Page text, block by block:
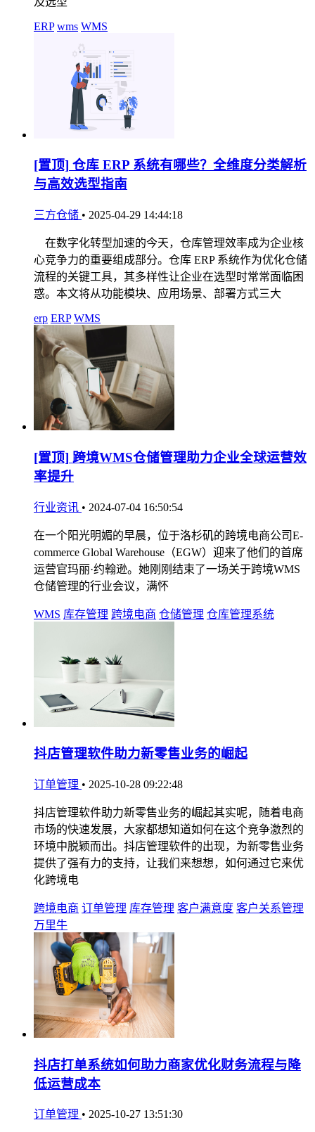
ERP wms WMS
[置顶] 仓库 ERP 系统有哪些？全维度分类解析
与高效选型指南
三方仓储 • 2025-04-29 14:44:18
在数字化转型加速的今天，仓库管理效率成为企业核
心竞争力的重要组成部分。仓库 ERP 系统作为优化仓储
流程的关键工具，其多样性让企业在选型时常常面临困
惑。本文将从功能模块、应用场景、部署方式三大
erp ERP WMS
[置顶] 跨境WMS仓储管理助力企业全球运营效
率提升
行业资讯 • 2024-07-04 16:50:54
在一个阳光明媚的早晨，位于洛杉矶的跨境电商公司E-
commerce Global Warehouse（EGW）迎来了他们的首席
运营官玛丽·约翰逊。她刚刚结束了一场关于跨境WMS
仓储管理的行业会议，满怀
WMS 库存管理 跨境电商 仓储管理 仓库管理系统
抖店管理软件助力新零售业务的崛起
订单管理 • 2025-10-28 09:22:48
抖店管理软件助力新零售业务的崛起其实呢，随着电商
市场的快速发展，大家都想知道如何在这个竞争激烈的
环境中脱颖而出。抖店管理软件的出现，为新零售业务
提供了强有力的支持，让我们来想想，如何通过它来优
化跨境电
跨境电商 订单管理 库存管理 客户满意度 客户关系管理
万里牛
抖店打单系统如何助力商家优化财务流程与降
低运营成本
订单管理 • 2025-10-27 13:51:30